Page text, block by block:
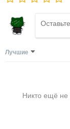
Лучшие
Никто ещё не